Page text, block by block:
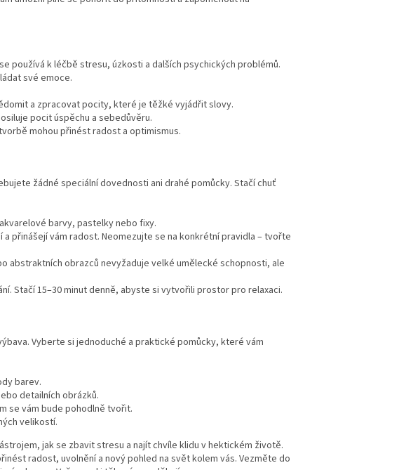
používá k léčbě stresu, úzkosti a dalších psychických problémů.
své emoce.
a zpracovat pocity, které je těžké vyjádřit slovy.
pocit úspěchu a sebedůvěru.
mohou přinést radost a optimismus.
žádné speciální dovednosti ani drahé pomůcky. Stačí chuť
barvy, pastelky nebo fixy.
přinášejí vám radost. Neomezujte se na konkrétní pravidla – tvořte
abstraktních obrazců nevyžaduje velké umělecké schopnosti, ale
Stačí 15–30 minut denně, abyste si vytvořili prostor pro relaxaci.
Vyberte si jednoduché a praktické pomůcky, které vám
barev.
detailních obrázků.
se vám bude pohodlně tvořit.
velikostí.
jak se zbavit stresu a najít chvíle klidu v hektickém životě.
radost, uvolnění a nový pohled na svět kolem vás. Vezměte do